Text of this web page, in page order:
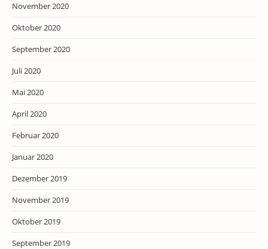
November 2020
Oktober 2020
September 2020
Juli 2020
Mai 2020
April 2020
Februar 2020
Januar 2020
Dezember 2019
November 2019
Oktober 2019
September 2019